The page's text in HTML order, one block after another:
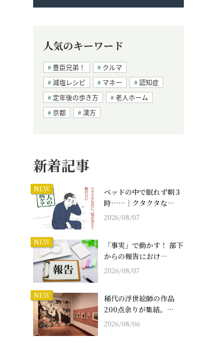
人気のキーワード
豊臣兄弟！
クルマ
減塩レシピ
マネー
認知症
定年後の歩き方
老人ホーム
京都
漢方
新着記事
NEW
ベッドの中で眠れず朝３
時……｜クタクタな…
2026/08/07
NEW
「事実」で動かす！ 部下
からの報告におけ…
2026/08/07
NEW
稀代の浮世絵師の作品
200点余りが集結。…
2026/08/06